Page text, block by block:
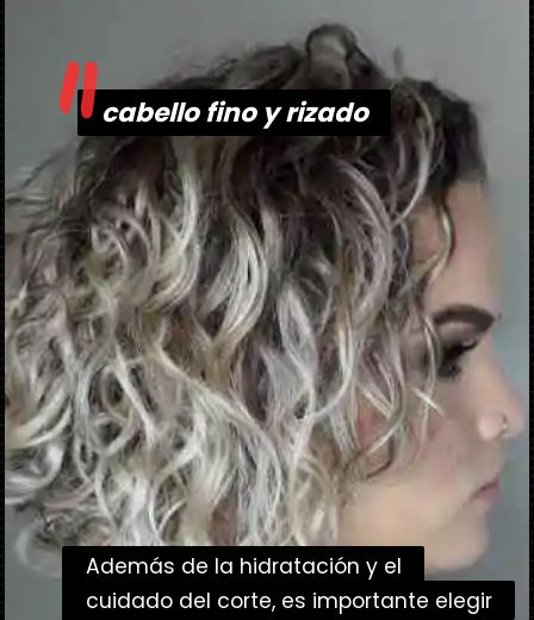
Además de la hidratación y el
cuidado del corte, es importante elegir
Además de la hidratación y el
cuidado del corte, es importante elegir
cabello fino y rizado
cabello fino y rizado
"